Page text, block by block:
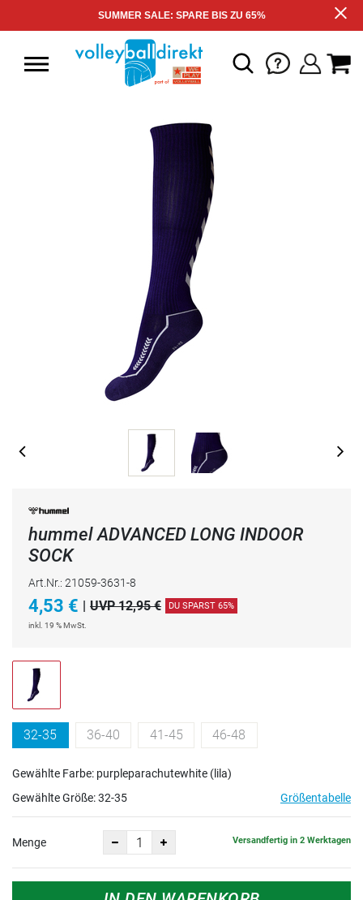
SUMMER SALE: SPARE BIS ZU 65%
hummel ADVANCED LONG INDOOR
SOCK
Art.Nr.: 21059-3631-8
4,53 € | UVP 12,95 € DU SPARST 65%
inkl. 19 % MwSt.
32-35 36-40 41-45 46-48
Gewählte Farbe: purpleparachutewhite (lila)
Gewählte Größe:32-35 Größentabelle
Menge Versandfertig in 2 Werktagen